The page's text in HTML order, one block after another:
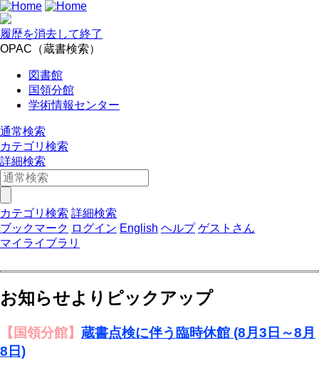
履歴を消去して終了
OPAC（蔵書検索）
図書館
国領分館
学術情報センター
通常検索
カテゴリ検索
詳細検索
カテゴリ検索 詳細検索
ブックマーク ログイン English ヘルプ ゲストさん
マイライブラリ
お知らせよりピックアップ
【国領分館】 蔵書点検に伴う臨時休館 (8月3日～8月
8日)